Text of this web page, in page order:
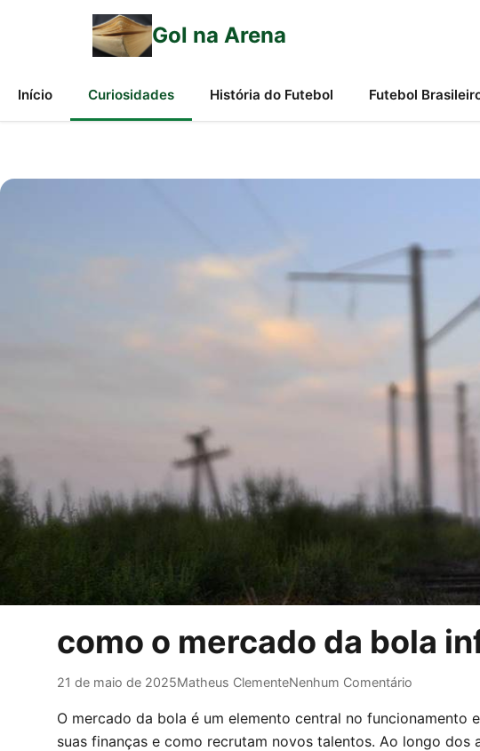
Gol na Arena
Início Curiosidades História do Futebol Futebol
como o mercado da bola
21 de maio de 2025Matheus ClementeNenhum Comentário
O mercado da bola é um elemento central no
suas finanças e como recrutam novos talentos. Ao longo